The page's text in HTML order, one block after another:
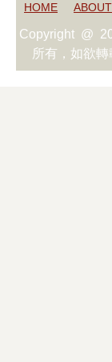
HOME ABOUT
Copyright @
所有，如欲轉